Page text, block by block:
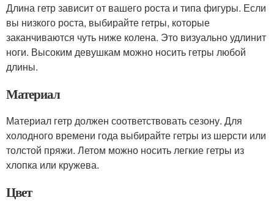
Длина гетр зависит от вашего роста и типа фигуры. Если
вы низкого роста, выбирайте гетры, которые
заканчиваются чуть ниже колена. Это визуально удлинит
ноги. Высоким девушкам можно носить гетры любой
длины.
Материал
Материал гетр должен соответствовать сезону. Для
холодного времени года выбирайте гетры из шерсти или
толстой пряжи. Летом можно носить легкие гетры из
хлопка или кружева.
Цвет